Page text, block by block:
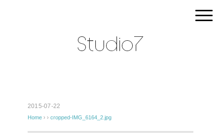
2015-07-22
Home › › cropped-IMG_6164_2.jpg